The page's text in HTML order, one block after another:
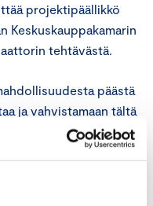
projektipäällikkö
Keskuskauppakamarin
tehtävästä.
päästä
ja vahvistamaan tältä
Olemme
viimeisen parin
globaalin